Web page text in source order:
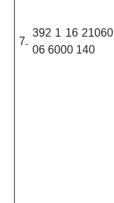
7.
392 1 16 21060
06 6000 140